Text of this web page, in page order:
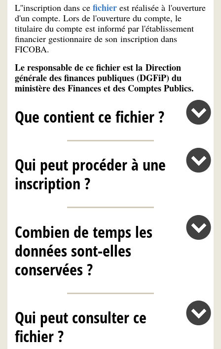
L''inscription dans ce fichier est réalisée à l'ouverture
d'un compte. Lors de l'ouverture du compte, le
titulaire du compte est informé par l'établissement
financier gestionnaire de son inscription dans
FICOBA.
Le responsable de ce fichier est la Direction
générale des finances publiques (DGFiP) du
ministère des Finances et des Comptes Publics.
Que contient ce fichier ?
Qui peut procéder à une
inscription ?
Combien de temps les
données sont-elles
conservées ?
Qui peut consulter ce
fichier ?